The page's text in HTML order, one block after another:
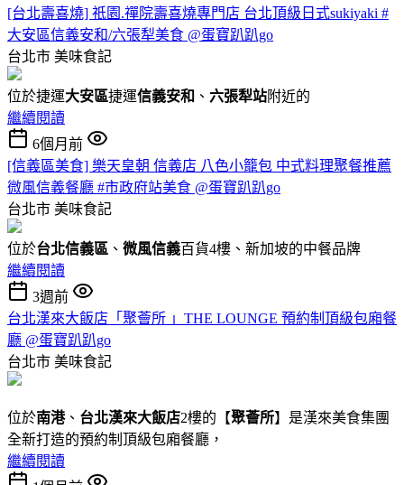
[台北壽喜燒] 祇園.禪院壽喜燒專門店 台北頂級日式sukiyaki #
大安區信義安和/六張犁美食 @蛋寶趴趴go
台北市 美味食記
位於捷運大安區捷運信義安和 、 六張犁站附近的
繼續閱讀
6個月前
[信義區美食] 樂天皇朝 信義店 八色小籠包 中式料理聚餐推薦
微風信義餐廳 #市政府站美食 @蛋寶趴趴go
台北市 美味食記
位於台北信義區 、 微風信義百貨4樓、新加坡的中餐品牌
繼續閱讀
3週前
台北漢來大飯店「聚薈所 」THE LOUNGE 預約制頂級包廂餐
廳 @蛋寶趴趴go
台北市 美味食記
位於南港、 台北漢來大飯店2樓的【聚薈所】是漢來美食集團
全新打造的預約制頂級包廂餐廳，
繼續閱讀